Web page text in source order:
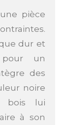
pièce
dur et
un
des
noire
bois lui
à son